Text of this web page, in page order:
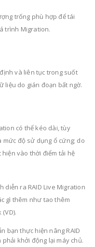
trống phù hợp để tái
trình Migration.
và liên tục trong suốt
liệu do gián đoạn bất ngờ.
có thể kéo dài, tùy
độ sử dụng ổ cứng; do
vào thời điểm tải hệ
diễn ra RAID Live Migration
gì thêm như tao thêm
bạn thực hiện nâng RAID
phải khởi động lại máy chủ.